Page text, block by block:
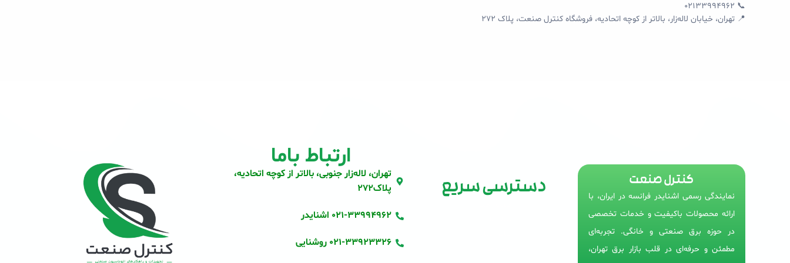
📞 02133994962
📍 تهران، خیابان لاله‌زار، بالاتر از کوچه اتحادیه، فروشگاه کنترل صنعت، پلاک 272
کنترل صنعت
نمایندگی رسمی اشنایدر فرانسه در ایران، با
ارائه محصولات باکیفیت و خدمات تخصصی
در حوزه برق صنعتی و خانگی. تجربه‌ای
مطمئن و حرفه‌ای در قلب بازار برق تهران،
دسترسی سریع
ارتباط باما
تهران، لاله‌زار جنوبی، بالاتر از کوچه اتحادیه،
پلاک272
021-33994962 اشنایدر
021-33923326 روشنایی